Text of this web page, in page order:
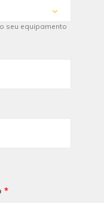
seu equipamento
*